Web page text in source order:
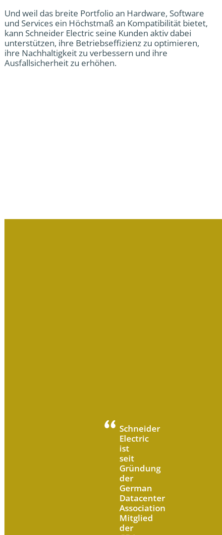
Und weil das breite Portfolio an Hardware, Software
und Services ein Höchstmaß an Kompatibilität bietet,
kann Schneider Electric seine Kunden aktiv dabei
unterstützen, ihre Betriebseffizienz zu optimieren,
ihre Nachhaltigkeit zu verbessern und ihre
Ausfallsicherheit zu erhöhen.
Schneider
Electric
ist
seit
Gründung
der
German
Datacenter
Association
Mitglied
der